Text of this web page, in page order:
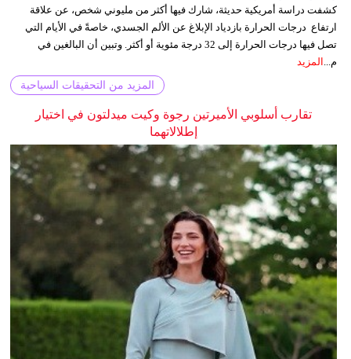
كشفت دراسة أمريكية حديثة، شارك فيها أكثر من مليوني شخص، عن علاقة
ارتفاع درجات الحرارة بازدياد الإبلاغ عن الألم الجسدي، خاصةً في الأيام التي
تصل فيها درجات الحرارة إلى 32 درجة مئوية أو أكثر. وتبين أن البالغين في
م... المزيد
المزيد من التحقيقات السياحية
تقارب أسلوبي الأميرتين رجوة وكيت ميدلتون في اختيار
إطلالاتهما